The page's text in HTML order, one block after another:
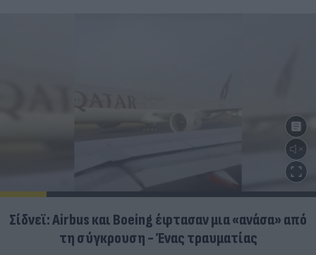
Σίδνεϊ: Airbus και Boeing έφτασαν μια «ανάσα» από
τη σύγκρουση - Ένας τραυματίας